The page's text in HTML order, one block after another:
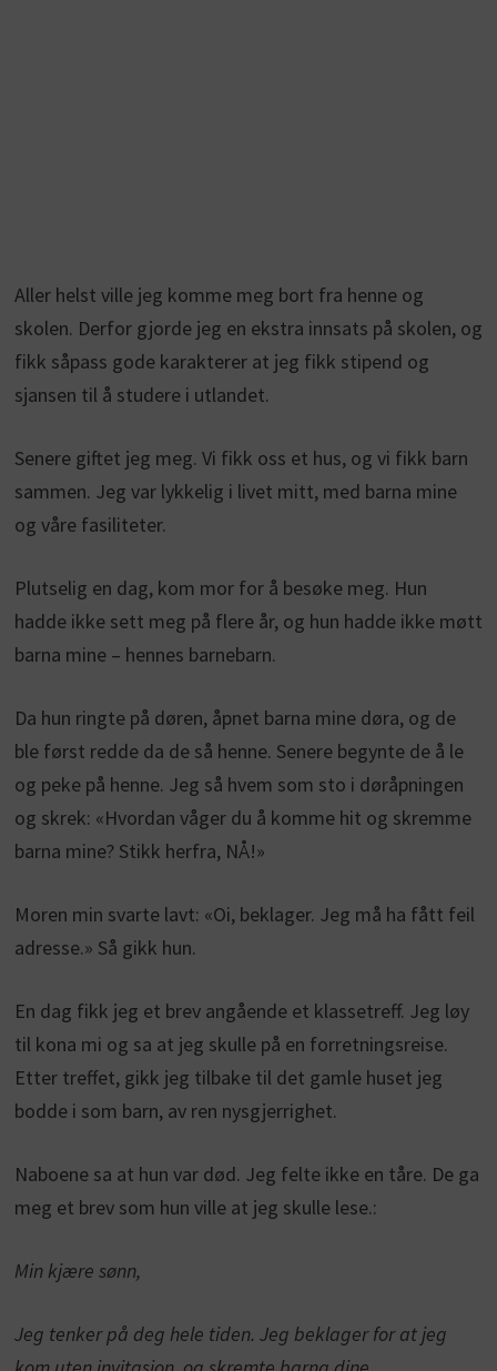
Aller helst ville jeg komme meg bort fra henne og
skolen. Derfor gjorde jeg en ekstra innsats på skolen, og
fikk såpass gode karakterer at jeg fikk stipend og
sjansen til å studere i utlandet.
Senere giftet jeg meg. Vi fikk oss et hus, og vi fikk barn
sammen. Jeg var lykkelig i livet mitt, med barna mine
og våre fasiliteter.
Plutselig en dag, kom mor for å besøke meg. Hun
hadde ikke sett meg på flere år, og hun hadde ikke møtt
barna mine – hennes barnebarn.
Da hun ringte på døren, åpnet barna mine døra, og de
ble først redde da de så henne. Senere begynte de å le
og peke på henne. Jeg så hvem som sto i døråpningen
og skrek: «Hvordan våger du å komme hit og skremme
barna mine? Stikk herfra, NÅ!»
Moren min svarte lavt: «Oi, beklager. Jeg må ha fått feil
adresse.» Så gikk hun.
En dag fikk jeg et brev angående et klassetreff. Jeg løy
til kona mi og sa at jeg skulle på en forretningsreise.
Etter treffet, gikk jeg tilbake til det gamle huset jeg
bodde i som barn, av ren nysgjerrighet.
Naboene sa at hun var død. Jeg felte ikke en tåre. De ga
meg et brev som hun ville at jeg skulle lese.:
Min kjære sønn,
Jeg tenker på deg hele tiden. Jeg beklager for at jeg